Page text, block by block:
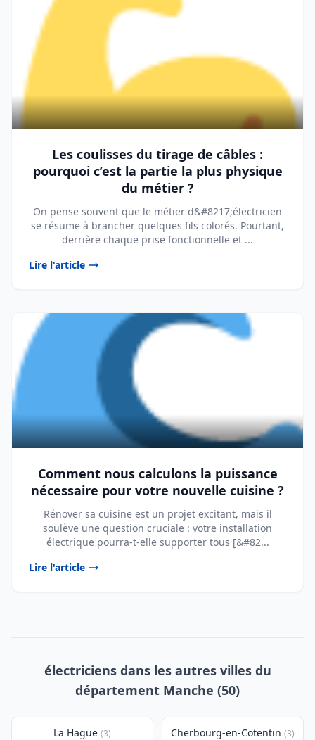
Les coulisses du tirage de câbles :
pourquoi c’est la partie la plus physique
du métier ?
On pense souvent que le métier d&#8217;électricien
se résume à brancher quelques fils colorés. Pourtant,
derrière chaque prise fonctionnelle et ...
Lire l'article
Comment nous calculons la puissance
nécessaire pour votre nouvelle cuisine ?
Rénover sa cuisine est un projet excitant, mais il
soulève une question cruciale : votre installation
électrique pourra-t-elle supporter tous [&#82...
Lire l'article
électriciens dans les autres villes du
département Manche (50)
La Hague (3) Cherbourg-en-Cotentin (3)